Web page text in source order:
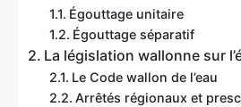
Égouttage unitaire
Égouttage séparatif
La législation wallonne sur
Le Code wallon de l’eau
Arrêtés régionaux et